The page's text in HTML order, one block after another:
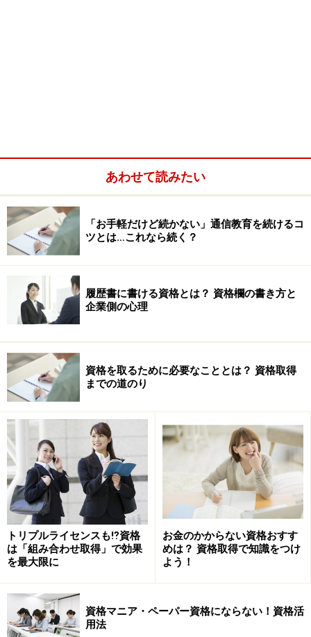
ちになっています。男性が女性に求めるものと、女性が
男性に求めるものって違いますもんねえ。
ということで、実はこのランキングの「男性編」と「女
性編」ってのがまた別にあるので、次のページ ではそれ
らをご紹介しますよ。（えっ？そっちを先に出せっ
て？）
※記事内容は執筆時点のものです。最新の内容をご確認くださ
い。
あわせて読みたい
「お手軽だけど続かない」通信教育を続けるコ
ツとは…これなら続く？
履歴書に書ける資格とは？ 資格欄の書き方と
企業側の心理
資格を取るために必要なこととは？ 資格取得
までの道のり
トリプルライセンスも⁉資格
は「組み合わせ取得」で効果
を最大限に
お金のかからない資格おすす
めは？ 資格取得で知識をつけ
よう！
資格マニア・ペーパー資格にならない！資格活
用法